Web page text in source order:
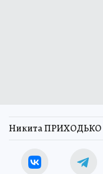
Никита ПРИХОДЬКО